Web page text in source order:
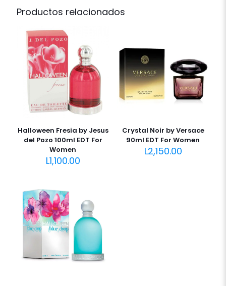
Productos relacionados
Halloween Fresia by Jesus
del Pozo 100ml EDT For
Women
L1,100.00
Crystal Noir by Versace
90ml EDT For Women
L2,150.00